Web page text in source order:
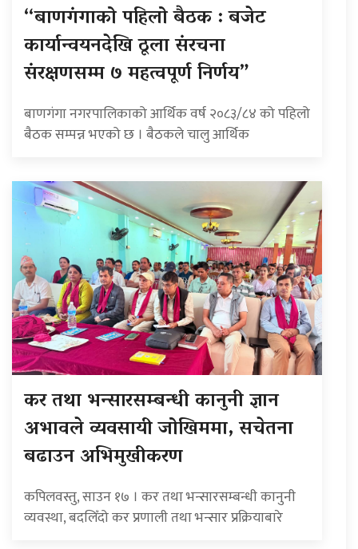
“बाणगंगाको पहिलो बैठक : बजेट
कार्यान्वयनदेखि ठूला संरचना
संरक्षणसम्म ७ महत्वपूर्ण निर्णय”
बाणगंगा नगरपालिकाको आर्थिक वर्ष २०८३/८४ को पहिलो
बैठक सम्पन्न भएको छ । बैठकले चालु आर्थिक
कर तथा भन्सारसम्बन्धी कानुनी ज्ञान
अभावले व्यवसायी जोखिममा, सचेतना
बढाउन अभिमुखीकरण
कपिलवस्तु, साउन १७ । कर तथा भन्सारसम्बन्धी कानुनी
व्यवस्था, बदलिँदो कर प्रणाली तथा भन्सार प्रक्रियाबारे